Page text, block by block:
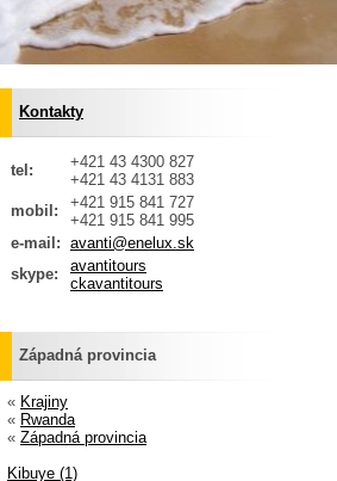
Kontakty
tel:
+421 43 4300 827
+421 43 4131 883
mobil:
+421 915 841 727
+421 915 841 995
e-mail: avanti@enelux.sk
skype:
avantitours
ckavantitours
Západná provincia
« Krajiny
« Rwanda
« Západná provincia
Kibuye (1)